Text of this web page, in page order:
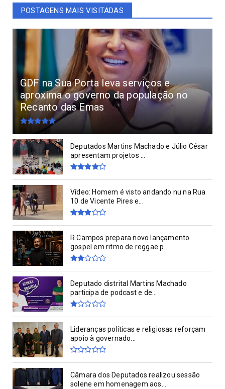
POSTAGENS MAIS VISITADAS
GDF na Sua Porta leva serviços e
aproxima o governo da população no
Recanto das Emas
Deputados Martins Machado e Júlio César
apresentam projetos ...
Vídeo: Homem é visto andando nu na Rua
10 de Vicente Pires e...
R Campos prepara novo lançamento
gospel em ritmo de reggae p...
Deputado distrital Martins Machado
participa de podcast e de...
Lideranças políticas e religiosas reforçam
apoio à governado...
Câmara dos Deputados realizou sessão
solene em homenagem aos...